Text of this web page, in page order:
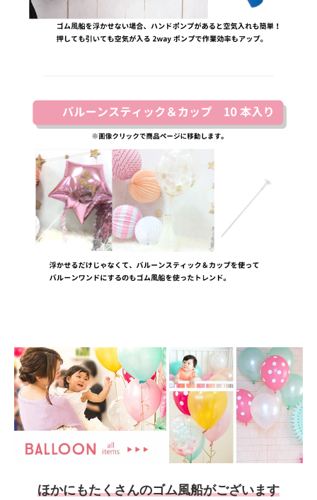
ほかにもたくさんのゴム風船がございます